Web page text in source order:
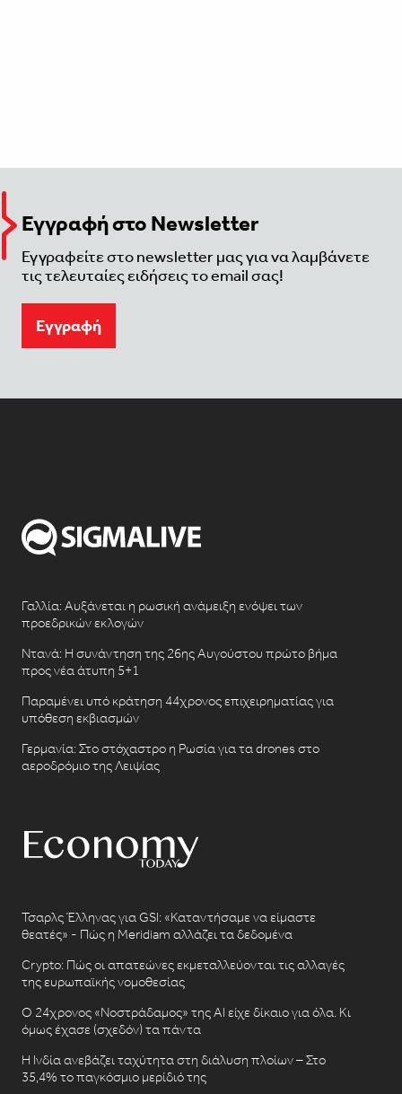
Εγγραφή στο Newsletter
Εγγραφείτε στο newsletter μας για να λαμβάνετε
τις τελευταίες ειδήσεις το email σας!
Eγγραφή
Γαλλία: Αυξάνεται η ρωσική ανάμειξη ενόψει των
προεδρικών εκλογών
Ντανά: Η συνάντηση της 26ης Αυγούστου πρώτο βήμα
προς νέα άτυπη 5+1
Παραμένει υπό κράτηση 44χρονος επιχειρηματίας για
υπόθεση εκβιασμών
Γερμανία: Στο στόχαστρο η Ρωσία για τα drones στο
αεροδρόμιο της Λειψίας
Τσαρλς Έλληνας για GSI: «Καταντήσαμε να είμαστε
θεατές» - Πώς η Meridiam αλλάζει τα δεδομένα
Crypto: Πώς οι απατεώνες εκμεταλλεύονται τις αλλαγές
της ευρωπαϊκής νομοθεσίας
Ο 24χρονος «Νοστράδαμος» της AI είχε δίκαιο για όλα. Κι
όμως έχασε (σχεδόν) τα πάντα
Η Ινδία ανεβάζει ταχύτητα στη διάλυση πλοίων – Στο
35,4% το παγκόσμιο μερίδιό της